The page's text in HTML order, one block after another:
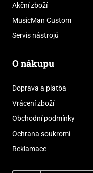
Akční zboží
MusicMan Custom
Servis nástrojů
O nákupu
Doprava a platba
Vrácení zboží
Obchodní podmínky
Ochrana soukromí
Reklamace